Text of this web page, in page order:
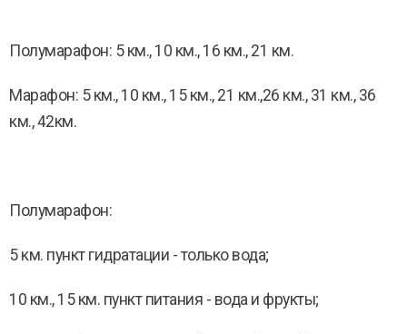
Полумарафон: 5 км., 10 км., 16 км., 21 км.
Марафон: 5 км., 10 км., 15 км., 21 км.,26 км., 31 км., 36
км., 42км.
Полумарафон:
5 км. пункт гидратации - только вода;
10 км., 15 км. пункт питания - вода и фрукты;